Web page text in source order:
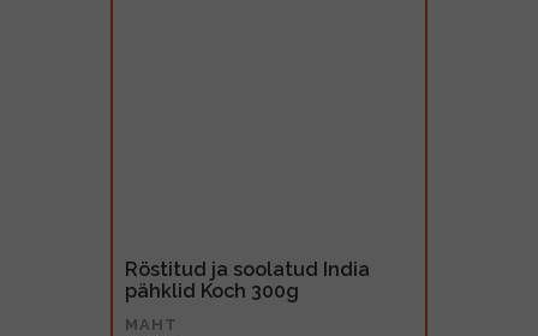
Röstitud ja soolatud India
pähklid Koch 300g
MAHT